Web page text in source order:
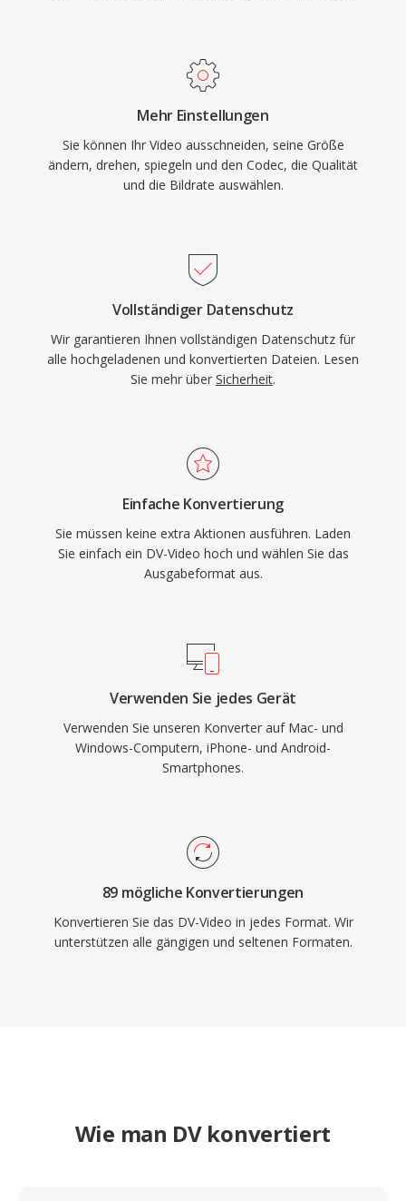
Mehr Einstellungen
Sie können Ihr Video ausschneiden, seine Größe
ändern, drehen, spiegeln und den Codec, die Qualität
und die Bildrate auswählen.
Vollständiger Datenschutz
Wir garantieren Ihnen vollständigen Datenschutz für
alle hochgeladenen und konvertierten Dateien. Lesen
Sie mehr über Sicherheit.
Einfache Konvertierung
Sie müssen keine extra Aktionen ausführen. Laden
Sie einfach ein DV-Video hoch und wählen Sie das
Ausgabeformat aus.
Verwenden Sie jedes Gerät
Verwenden Sie unseren Konverter auf Mac- und
Windows-Computern, iPhone- und Android-
Smartphones.
89 mögliche Konvertierungen
Konvertieren Sie das DV-Video in jedes Format. Wir
unterstützen alle gängigen und seltenen Formaten.
Wie man DV konvertiert